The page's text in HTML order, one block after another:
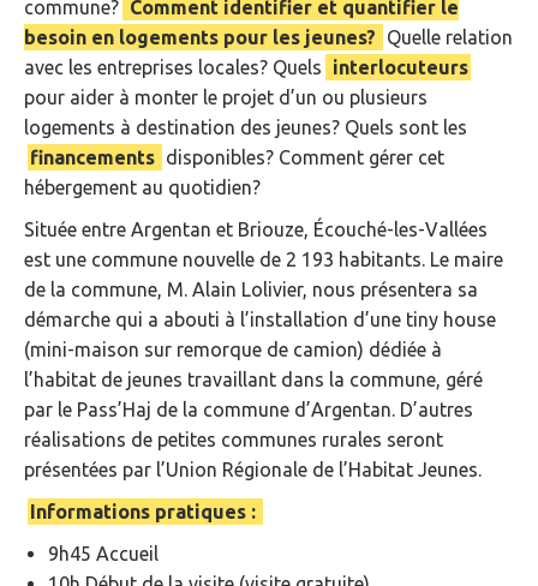
commune? Comment identifier et quantifier le
besoin en logements pour les jeunes?
Quelle relation
avec les entreprises locales? Quels
interlocuteurs
pour aider à monter le projet d’un ou plusieurs
logements à destination des jeunes? Quels sont les
financements disponibles? Comment gérer cet
hébergement au quotidien?
Située entre Argentan et Briouze, Écouché-les-Vallées
est une commune nouvelle de 2 193 habitants. Le maire
de la commune, M. Alain Lolivier, nous présentera sa
démarche qui a abouti à l’installation d’une tiny house
(mini-maison sur remorque de camion) dédiée à
l’habitat de jeunes travaillant dans la commune, géré
par le Pass’Haj de la commune d’Argentan. D’autres
réalisations de petites communes rurales seront
présentées par l’Union Régionale de l’Habitat Jeunes.
Informations pratiques :
9h45 Accueil